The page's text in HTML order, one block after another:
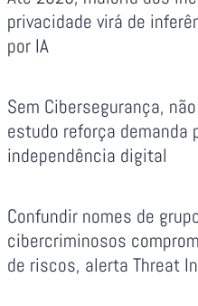
privacidade virá de
por IA
Sem Cibersegurança,
estudo reforça demanda
independência digital
Confundir nomes de
cibercriminosos
de riscos, alerta Threat